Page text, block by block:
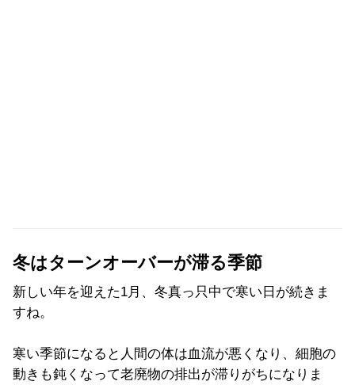
冬はターンオーバーが滞る季節
新しい年を迎えた1月、冬真っ只中で寒い日が続きま
すね。
寒い季節になると人間の体は血流が悪くなり、細胞の
動きも鈍くなって老廃物の排出が滞りがちになりま